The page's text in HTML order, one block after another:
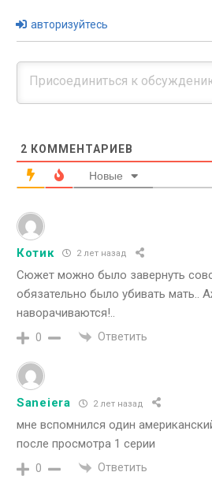
авторизуйтесь
2 КОММЕНТАРИЕВ
Новые
Котик 2 лет назад
Сюжет можно было завернуть
обязательно было убивать мать..
наворачиваются!..
0 Ответить
Saneiera 2 лет назад
мне вспомнился один
после просмотра 1 серии
0 Ответить